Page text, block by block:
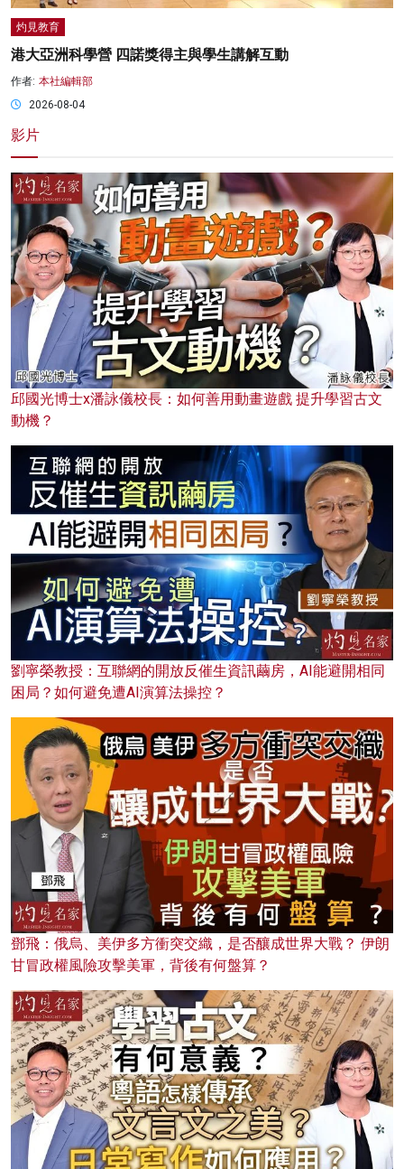
灼見教育
港大亞洲科學營 四諾獎得主與學生講解互動
作者: 本社編輯部
2026-08-04
影片
邱國光博士x潘詠儀校長：如何善用動畫遊戲 提升學習古文
動機？
劉寧榮教授：互聯網的開放反催生資訊繭房，AI能避開相同
困局？如何避免遭AI演算法操控？
鄧飛：俄烏、美伊多方衝突交織，是否釀成世界大戰？ 伊朗
甘冒政權風險攻擊美軍，背後有何盤算？